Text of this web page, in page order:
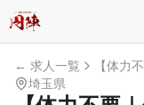
← 求人一覧
埼玉県